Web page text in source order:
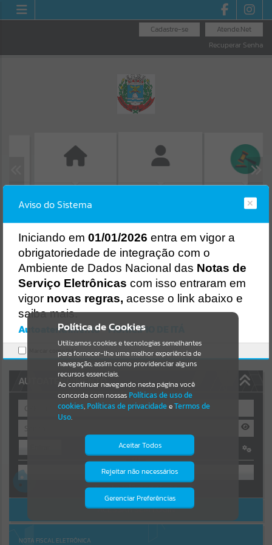
Atende.Net
Cadastre-se
Recuperar Senha
Resultados para""
Portais
Por favor, aguarde...
NOTÍCIAS
Por favor, aguarde...
Por favor, aguarde...
AUTOATENDIMENTO
OU
Cadastre-se|Recuperar Senha
ACESSAR SEM LOGIN
NOTA FISCAL ELETRÔNICA
Política de Cookies
Utilizamos cookies e tecnologias semelhantes
para fornecer-lhe uma melhor experiência de
navegação, assim como providenciar alguns
recursos essenciais.
Ao continuar navegando nesta página você
concorda com nossas Políticas de uso de
cookies, Políticas de privacidadeeTermos de
Uso.
Aceitar Todos
Rejeitar não necessários
Gerenciar Preferências
Isto significa que diversos recursos
providenciados poderão não estar
Aviso do Sistema
Iniciando em 01/01/2026 entra em vigor a
obrigatoriedade de integração com o
Ambiente de Dados Nacional das Notas de
Serviço Eletrônicas com isso entraram em
vigor novas regras, acesse o link abaixo e
saiba mais.
Autoatendimento - MUNICIPIO DE ITÁ
Marcar como lido.
Erro
Gerenciamento do Sistema
CÓDIGO DA MENSAGEM:
Ocorreu um erro de script:
Uncaught SyntaxError: Unexpected token '('
https://ita.atende.net/cidadao/pagina/static/bundle/wpo_index_2_b
ase_l2_portal_editores_sync_e14c26d9c225f7e6839456cea306af19.js
?v=1fa3919d:47
Verificar Mais Detalhes